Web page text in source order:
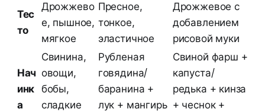
Тес
то
Дрожжево
е, пышное,
мягкое
Пресное,
тонкое,
эластичное
Дрожжевое с
добавлением
рисовой муки
Нач
инк
а
Свинина,
овощи,
бобы,
сладкие
Рубленая
говядина/
баранина +
лук + мангирь
Свиной фарш +
капуста/
редька + кинза
+ чеснок +